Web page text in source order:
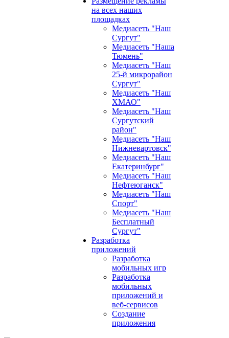
на всех наших
площадках
Медиасеть "Наш
Сургут"
Медиасеть "Наша
Тюмень"
Медиасеть "Наш
25-й микрорайон
Сургут"
Медиасеть "Наш
ХМАО"
Медиасеть "Наш
Сургутский
район"
Медиасеть "Наш
Нижневартовск"
Медиасеть "Наш
Екатеринбург"
Медиасеть "Наш
Нефтеюганск"
Медиасеть "Наш
Спорт"
Медиасеть "Наш
Бесплатный
Сургут"
Разработка
приложений
Разработка
мобильных игр
Разработка
мобильных
приложений и
веб-сервисов
Создание
приложения